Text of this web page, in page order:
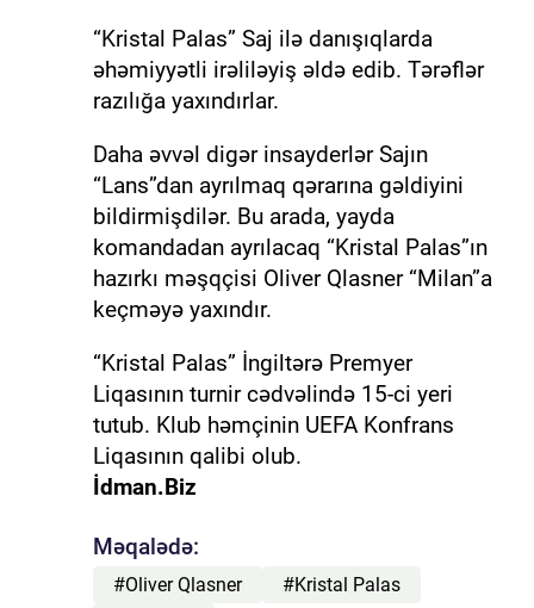
“Kristal Palas” Saj ilə danışıqlarda
əhəmiyyətli irəliləyiş əldə edib. Tərəflər
razılığa yaxındırlar.
Daha əvvəl digər insayderlər Sajın
“Lans”dan ayrılmaq qərarına gəldiyini
bildirmişdilər. Bu arada, yayda
komandadan ayrılacaq “Kristal Palas”ın
hazırkı məşqçisi Oliver Qlasner “Milan”a
keçməyə yaxındır.
“Kristal Palas” İngiltərə Premyer
Liqasının turnir cədvəlində 15-ci yeri
tutub. Klub həmçinin UEFA Konfrans
Liqasının qalibi olub.
İdman.Biz
Məqalədə:
#Oliver Qlasner
#Kristal Palas